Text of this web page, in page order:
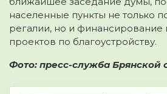
населенные пункты не только
регалии, но и финансирование
проектов по благоустройству.
Фото: пресс-служба Брянской